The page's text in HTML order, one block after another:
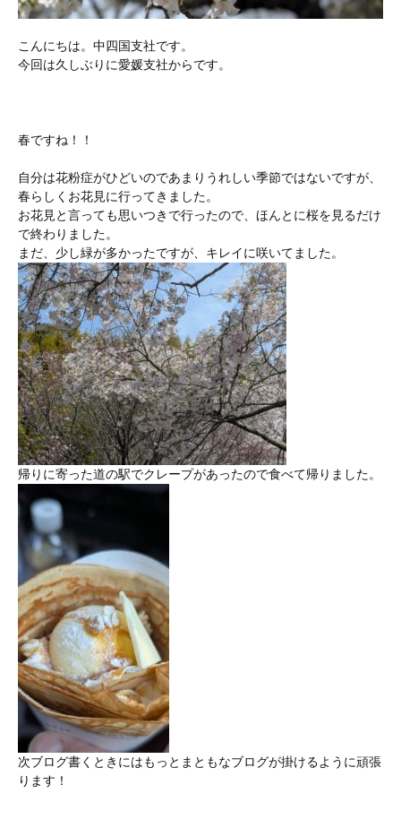
こんにちは。中四国支社です。
今回は久しぶりに愛媛支社からです。
春ですね！！
自分は花粉症がひどいのであまりうれしい季節ではないですが、
春らしくお花見に行ってきました。
お花見と言っても思いつきで行ったので、ほんとに桜を見るだけ
で終わりました。
まだ、少し緑が多かったですが、キレイに咲いてました。
帰りに寄った道の駅でクレープがあったので食べて帰りました。
次ブログ書くときにはもっとまともなブログが掛けるように頑張
ります！